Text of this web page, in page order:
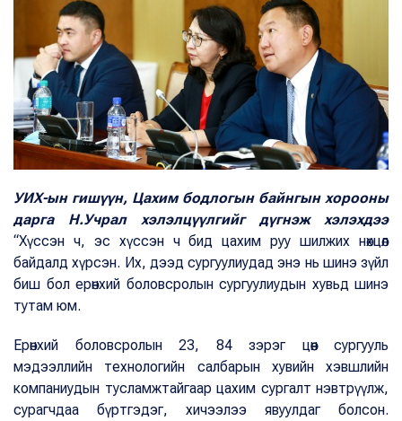
УИХ-ын гишүүн, Цахим бодлогын байнгын хорооны
дарга Н.Учрал хэлэлцүүлгийг дүгнэж хэлэхдээ
“Хүссэн ч, эс хүссэн ч бид цахим руу шилжих нөхцөл
байдалд хүрсэн. Их, дээд сургуулиудад энэ нь шинэ зүйл
биш бол ерөнхий боловсролын сургуулиудын хувьд шинэ
тутам юм.
Ерөнхий боловсролын 23, 84 зэрэг цөөн сургууль
мэдээллийн технологийн салбарын хувийн хэвшлийн
компаниудын тусламжтайгаар цахим сургалт нэвтрүүлж,
сурагчдаа бүртгэдэг, хичээлээ явуулдаг болсон.